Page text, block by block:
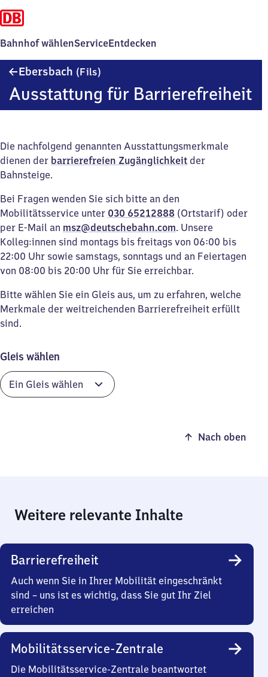
Bahnhof wählenServiceEntdecken
Ebersbach (Fils)
Ausstattung für Barrierefreiheit
Die nachfolgend genannten Ausstattungsmerkmale
dienen der barrierefreien Zugänglichkeit der
Bahnsteige.
Bei Fragen wenden Sie sich bitte an den
Mobilitätsservice unter 030 65212888 (Ortstarif) oder
per E-Mail an msz@deutschebahn.com. Unsere
Kolleg:innen sind montags bis freitags von 06:00 bis
22:00 Uhr sowie samstags, sonntags und an Feiertagen
von 08:00 bis 20:00 Uhr für Sie erreichbar.
Bitte wählen Sie ein Gleis aus, um zu erfahren, welche
Merkmale der weitreichenden Barrierefreiheit erfüllt
sind.
Gleis wählen
Nach oben
Weitere relevante Inhalte
Barrierefreiheit
Auch wenn Sie in Ihrer Mobilität eingeschränkt
sind – uns ist es wichtig, dass Sie gut Ihr Ziel
erreichen
Mobilitätsservice-Zentrale
Die Mobilitätsservice-Zentrale beantwortet